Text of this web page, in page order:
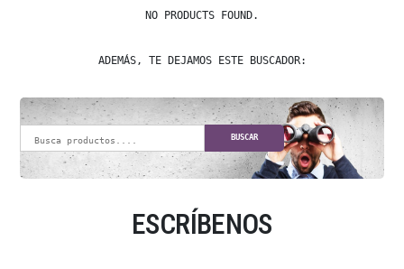
NO PRODUCTS FOUND.
ADEMÁS, TE DEJAMOS ESTE BUSCADOR:
BUSCAR
ESCRÍBENOS